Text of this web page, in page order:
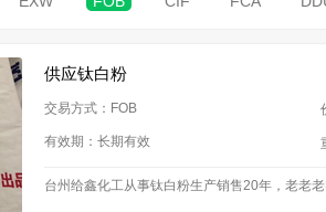
供应钛白粉
交易方式：FOB
有效期：长期有效
台州给鑫化工从事钛白粉生产销售20年，老老